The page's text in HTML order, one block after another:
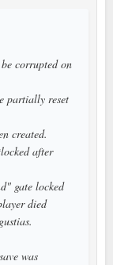
corrupted on
partially reset
created.
after
gate locked
died
was